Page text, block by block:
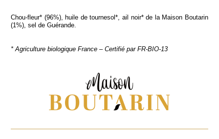
Chou-fleur* (96%), huile de tournesol*, ail noir* de la Maison Boutarin
(1%), sel de Guérande.
* Agriculture biologique France – Certifié par FR-BIO-13